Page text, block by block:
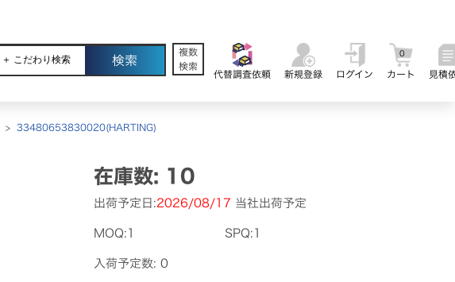
＋ こだわり検索
複数
検索
代替調査依頼
新規登録 ログイン カート
0
見積
> 33480653830020(HARTING)
在庫数: 10
出荷予定日:2026/08/17 当社出荷予定
MOQ:1 SPQ:1
入荷予定数: 0